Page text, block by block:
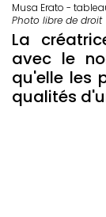
Musa Erato -
Photo libre de droit
La
avec le
qu'elle les
qualités